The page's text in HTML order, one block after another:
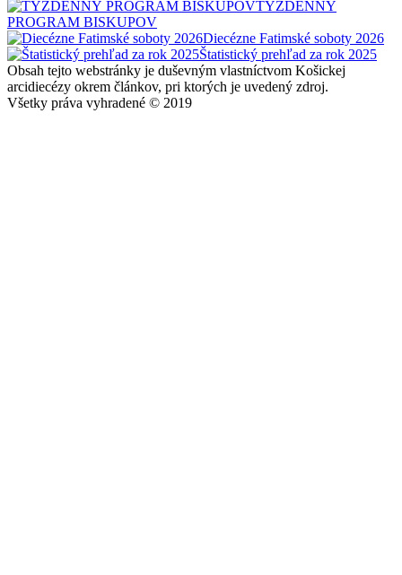
TÝŽDENNÝ
PROGRAM BISKUPOV
Diecézne Fatimské soboty 2026
Štatistický prehľad za rok 2025
Obsah tejto webstránky je duševným vlastníctvom Košickej
arcidiecézy okrem článkov, pri ktorých je uvedený zdroj.
Všetky práva vyhradené © 2019